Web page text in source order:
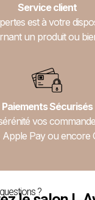
Service client
est à votre
un produit ou
Paiements Sécurisés
vos
Apple Pay ou encore
?